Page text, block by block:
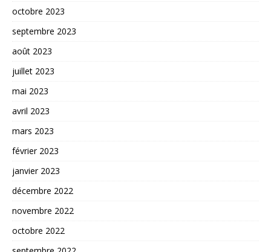
octobre 2023
septembre 2023
août 2023
juillet 2023
mai 2023
avril 2023
mars 2023
février 2023
janvier 2023
décembre 2022
novembre 2022
octobre 2022